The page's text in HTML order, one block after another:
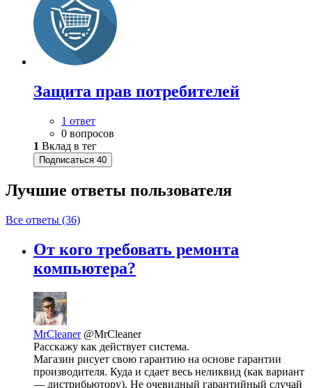
Защита прав потребителей
1 ответ
0 вопросов
1 Вклад в тег
Подписаться 40
Лучшие ответы пользователя
Все ответы (36)
От кого требовать ремонта
компьютера?
MrCleaner @MrCleaner
Расскажу как действует система.
Магазин рисует свою гарантию на основе гарантии
производителя. Куда и сдает весь неликвид (как вариант
— дистрибьютору). Не очевидный гарантийный случай